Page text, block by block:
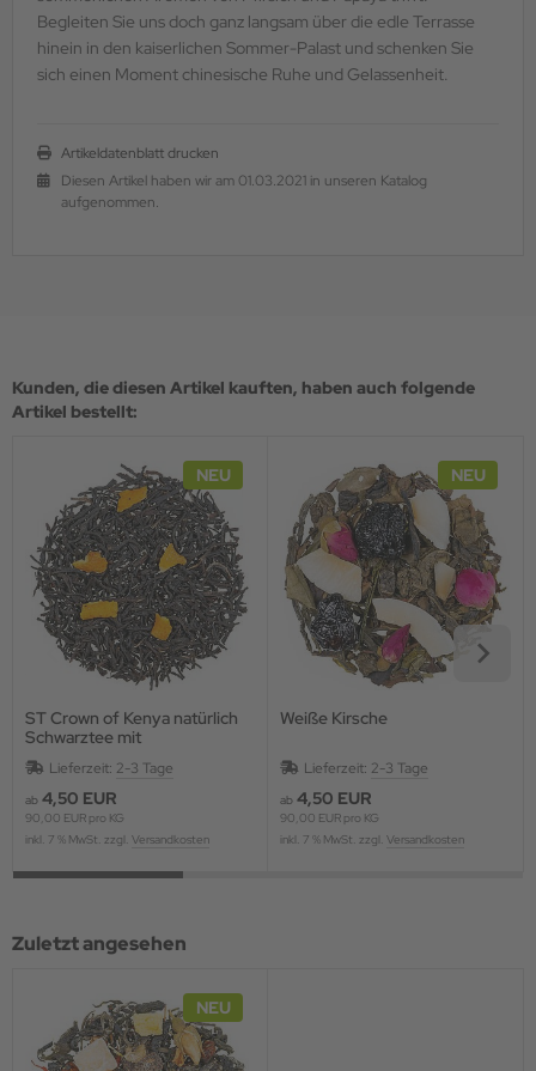
Begleiten Sie uns doch ganz langsam über die edle Terrasse
hinein in den kaiserlichen Sommer-Palast und schenken Sie
sich einen Moment chinesische Ruhe und Gelassenheit.
Artikeldatenblatt drucken
Diesen Artikel haben wir am 01.03.2021 in unseren Katalog
aufgenommen.
Kunden, die diesen Artikel kauften, haben auch folgende
Artikel bestellt:
NEU
ST Crown of Kenya natürlich
Schwarztee mit
Grapefruitstücken,
aromatisiert
Lieferzeit: 2-3 Tage
ab 4,50 EUR
90,00 EUR pro KG
inkl. 7 % MwSt. zzgl. Versandkosten
NEU
Weiße Kirsche
Lieferzeit: 2-3 Tage
ab 4,50 EUR
90,00 EUR pro KG
inkl. 7 % MwSt. zzgl. Versandkosten
Zuletzt angesehen
NEU